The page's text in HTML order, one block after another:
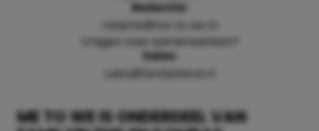
ME TO WE IS ONDERDEEL VAN
Redactie:
redactie@me-to-we.nl
Vragen over samenwerken?
Sales:
sales@familyblend.nl